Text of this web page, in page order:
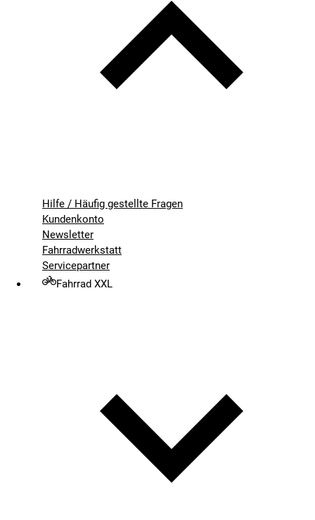
Hilfe / Häufig gestellte Fragen
Kundenkonto
Newsletter
Fahrradwerkstatt
Servicepartner
Fahrrad XXL